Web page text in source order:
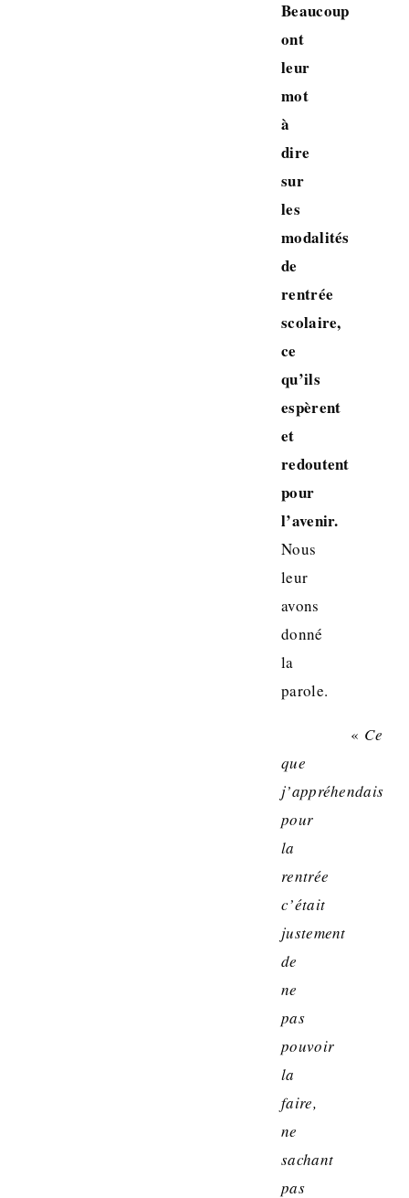
Beaucoup
ont
leur
mot
à
dire
sur
les
modalités
de
rentrée
scolaire,
ce
qu’ils
espèrent
et
redoutent
pour
l’avenir.
Nous
leur
avons
donné
la
parole.
« Ce
que
j’appréhendais
pour
la
rentrée
c’était
justement
de
ne
pas
pouvoir
la
faire,
ne
sachant
pas